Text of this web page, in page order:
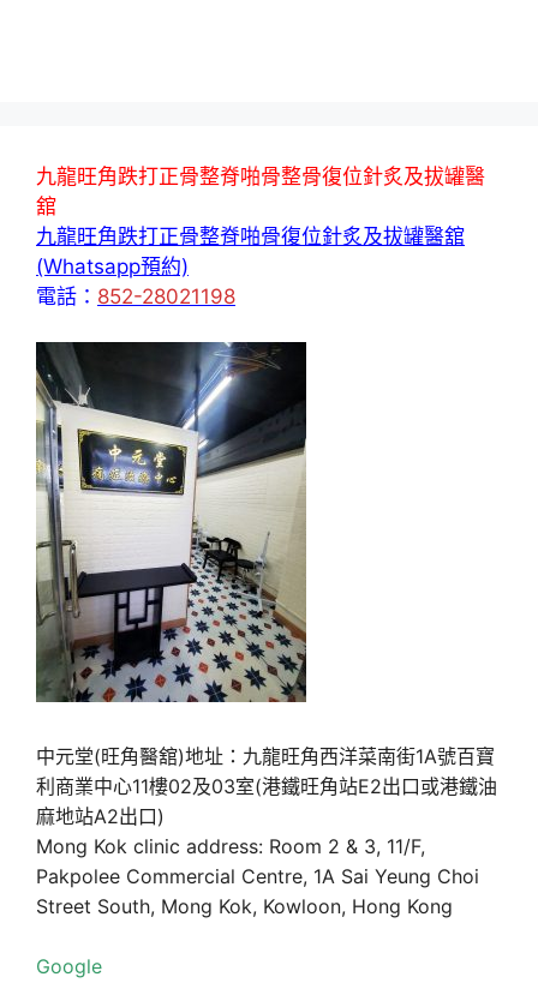
九龍旺角跌打正骨整脊啪骨整骨復位針炙及拔罐醫
舘
九龍旺角跌打正骨整脊啪骨復位針炙及拔罐醫舘
(Whatsapp預約)
電話： 852-28021198
中元堂(旺角醫舘)地址：九龍旺角西洋菜南街1A號百寶
利商業中心11樓02及03室(港鐵旺角站E2出口或港鐵油
麻地站A2出口)
Mong Kok clinic address: Room 2 & 3, 11/F,
Pakpolee Commercial Centre, 1A Sai Yeung Choi
Street South, Mong Kok, Kowloon, Hong Kong
Google